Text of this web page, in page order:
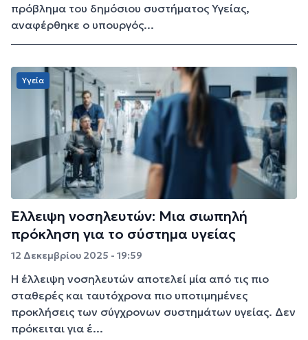
πρόβλημα του δημόσιου συστήματος Υγείας,
αναφέρθηκε ο υπουργός...
Υγεία
Έλλειψη νοσηλευτών: Μια σιωπηλή
πρόκληση για το σύστημα υγείας
12 Δεκεμβρίου 2025 - 19:59
Η έλλειψη νοσηλευτών αποτελεί μία από τις πιο
σταθερές και ταυτόχρονα πιο υποτιμημένες
προκλήσεις των σύγχρονων συστημάτων υγείας. Δεν
πρόκειται για έ...